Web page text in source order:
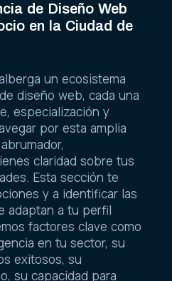
de Diseño Web
en la Ciudad de
un ecosistema
diseño web, cada una
especialización y
por esta amplia
claridad sobre tus
Esta sección te
y a identificar las
adaptan a tu perfil
factores clave como
en tu sector, su
exitosos, su
su capacidad para